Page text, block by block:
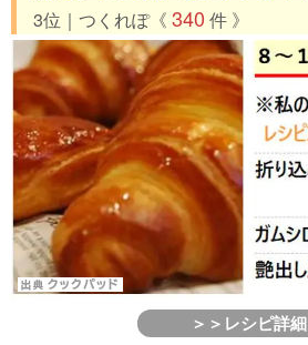
3位｜つくれぽ《 340 件 》
＞＞レシピ詳細